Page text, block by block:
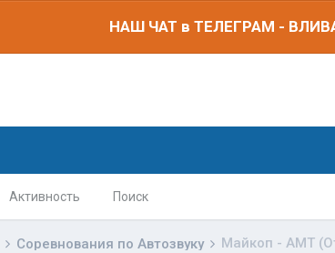
НАШ ЧАТ в ТЕЛЕГРАМ -
Активность Поиск
Соревнования по Автозвуку Майкоп - АМТ